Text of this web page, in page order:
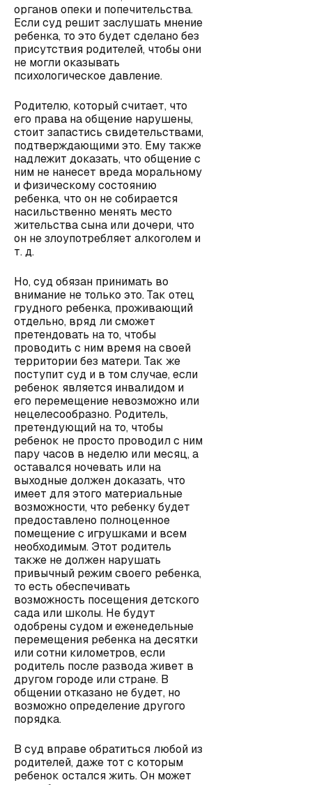
органов опеки и попечительства.
Если суд решит заслушать мнение
ребенка, то это будет сделано без
присутствия родителей, чтобы они
не могли оказывать
психологическое давление.
Родителю, который считает, что
его права на общение нарушены,
стоит запастись свидетельствами,
подтверждающими это. Ему также
надлежит доказать, что общение с
ним не нанесет вреда моральному
и физическому состоянию
ребенка, что он не собирается
насильственно менять место
жительства сына или дочери, что
он не злоупотребляет алкоголем и
т. д.
Но, суд обязан принимать во
внимание не только это. Так отец
грудного ребенка, проживающий
отдельно, вряд ли сможет
претендовать на то, чтобы
проводить с ним время на своей
территории без матери. Так же
поступит суд и в том случае, если
ребенок является инвалидом и
его перемещение невозможно или
нецелесообразно. Родитель,
претендующий на то, чтобы
ребенок не просто проводил с ним
пару часов в неделю или месяц, а
оставался ночевать или на
выходные должен доказать, что
имеет для этого материальные
возможности, что ребенку будет
предоставлено полноценное
помещение с игрушками и всем
необходимым. Этот родитель
также не должен нарушать
привычный режим своего ребенка,
то есть обеспечивать
возможность посещения детского
сада или школы. Не будут
одобрены судом и еженедельные
перемещения ребенка на десятки
или сотни километров, если
родитель после развода живет в
другом городе или стране. В
общении отказано не будет, но
возможно определение другого
порядка.
В суд вправе обратиться любой из
родителей, даже тот с которым
ребенок остался жить. Он может